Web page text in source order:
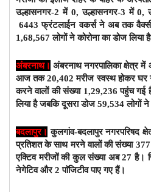
उल्हासनगर-2 में 0, उल्हासनगर-3 में 0,
6443फ्रंटलाईन वकर्स ने अब तक
1,68,567 लोगों ने कोरोना का डोज लिया
अंबरनाथ। अंबरनाथ नगरपालिका क्षेत्र
आज तक 20,402 मरीज स्वस्थ होकर घर
करने वालों की संख्या 1,29,236 पहुंच
लिया है जबकि दूसरा डोज 59,534लोगों
बदलापुर। कुलगांव-बदलापुर नगरपरिषद
प्रतिशत के साथमरने वालों की संख्या
एक्टिव मरीजों की कुल संख्या अब 27 है।
नेगेटिव और 2 पाॅजिटीव पाए गए हैं।